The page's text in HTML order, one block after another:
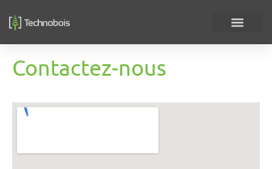
au
contenu
Contactez-nous